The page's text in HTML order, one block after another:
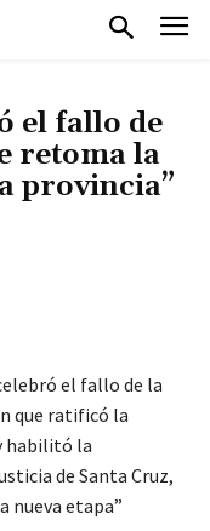
el fallo de
retoma la
provincia”
el fallo de la
que ratificó la
habilitó la
de Santa Cruz,
nueva etapa”